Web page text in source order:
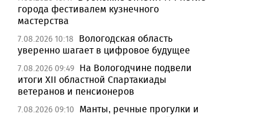
города фестивалем кузнечного
мастерства
7.08.2026 10:18
Вологодская область
уверенно шагает в цифровое будущее
7.08.2026 09:49 На Вологодчине подвели
итоги XII областной Спартакиады
ветеранов и пенсионеров
7.08.2026 09:10
Манты, речные прогулки и